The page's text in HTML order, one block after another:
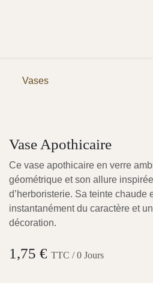
Vases
Vase Apothicaire
Ce vase apothicaire en verre
géométrique et son allure
d’herboristerie. Sa teinte chaude
instantanément du caractère et
décoration.
1,75 € TTC / 0 Jours